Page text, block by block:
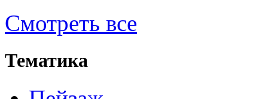
Смотреть все
Тематика